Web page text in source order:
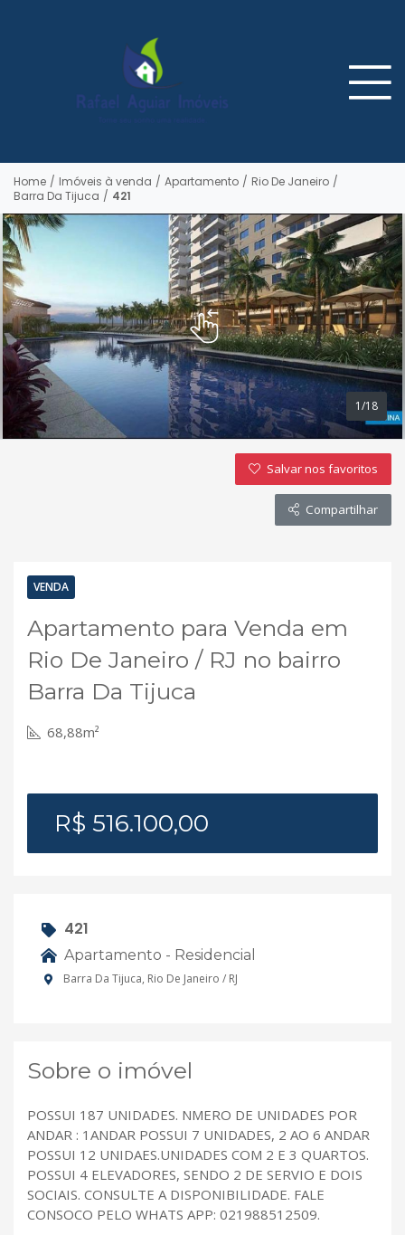
Home / Imóveis à venda / Apartamento / Rio De Janeiro /
Barra Da Tijuca / 421
1/18
Salvar nos favoritos
Compartilhar
VENDA
Apartamento para Venda em
Rio De Janeiro / RJ no bairro
Barra Da Tijuca
68,88m²
R$ 516.100,00
421
Apartamento - Residencial
Barra Da Tijuca, Rio De Janeiro / RJ
Sobre o imóvel
POSSUI 187 UNIDADES. NMERO DE UNIDADES POR
ANDAR : 1ANDAR POSSUI 7 UNIDADES, 2 AO 6 ANDAR
POSSUI 12 UNIDAES.UNIDADES COM 2 E 3 QUARTOS.
POSSUI 4 ELEVADORES, SENDO 2 DE SERVIO E DOIS
SOCIAIS. CONSULTE A DISPONIBILIDADE. FALE
CONSOCO PELO WHATS APP: 021988512509.